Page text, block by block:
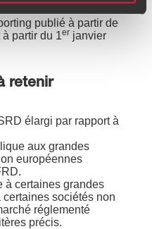
publié à partir de
partir du 1er janvier
retenir
élargi par rapport à
aux grandes
européennes
à certaines grandes
sociétés non
réglementé
précis.